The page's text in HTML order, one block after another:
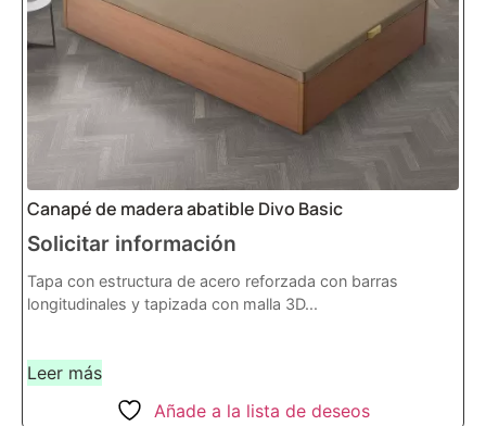
Canapé de madera abatible Divo Basic
Solicitar información
Tapa con estructura de acero reforzada con barras
longitudinales y tapizada con malla 3D...
Leer más
Añade a la lista de deseos